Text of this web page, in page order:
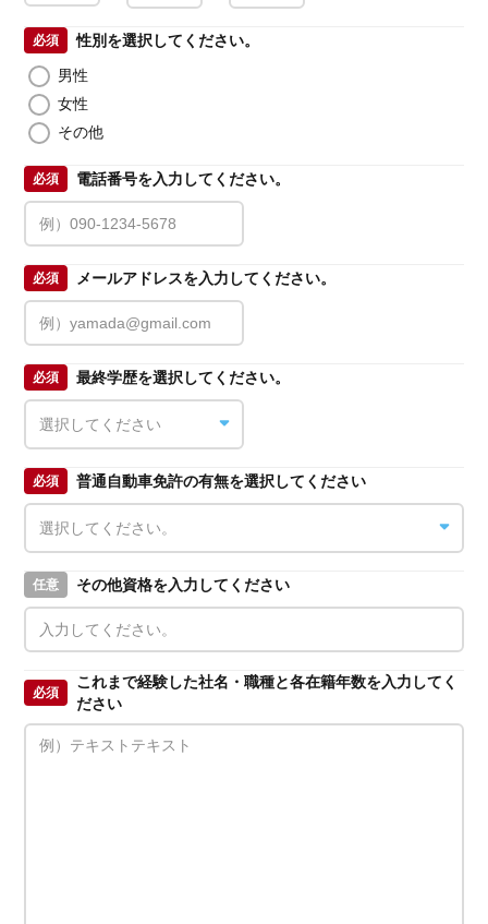
必須
性別を選択してください。
男性
女性
その他
必須 電話番号を入力してください。
必須 メールアドレスを入力してください。
必須 最終学歴を選択してください。
必須 普通自動車免許の有無を選択してください
任意 その他資格を入力してください
必須
これまで経験した社名・職種と各在籍年数を入力してく
ださい